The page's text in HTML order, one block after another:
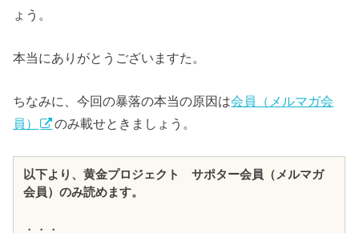
ょう。
本当にありがとうございますた。
ちなみに、今回の暴落の本当の原因は会員（メルマガ会
員）
のみ載せときましょう。
以下より、黄金プロジェクト サポター会員（メルマガ
会員）のみ読めます。
・・・